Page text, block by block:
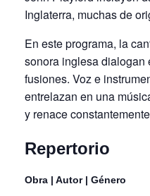
Inglaterra, muchas de
En este programa, la
sonora inglesa dialogan
fusiones. Voz e
entrelazan en una
y renace
Repertorio
Obra | Autor | Género